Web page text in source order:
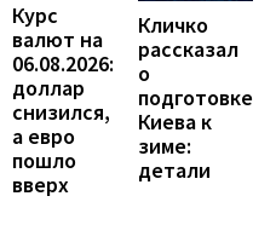
Курс
валют на
06.08.2026:
доллар
снизился,
а евро
пошло
вверх
Кличко
рассказал
о
подготовке
Киева к
зиме:
детали